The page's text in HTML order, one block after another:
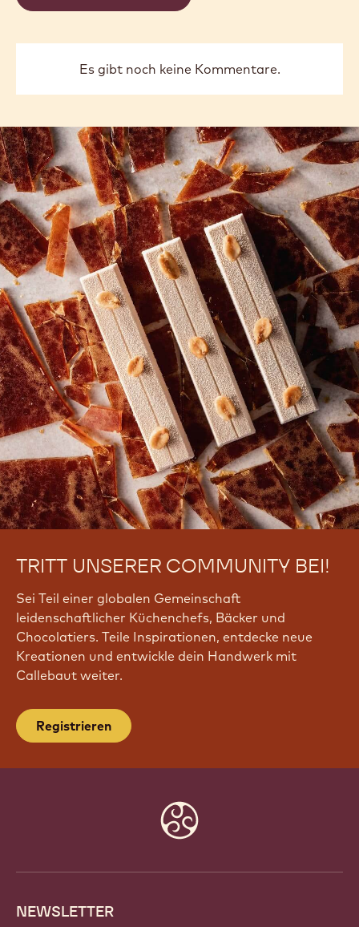
Es gibt noch keine Kommentare.
TRITT UNSERER COMMUNITY BEI!
Sei Teil einer globalen Gemeinschaft
leidenschaftlicher Küchenchefs, Bäcker und
Chocolatiers. Teile Inspirationen, entdecke neue
Kreationen und entwickle dein Handwerk mit
Callebaut weiter.
Registrieren
NEWSLETTER